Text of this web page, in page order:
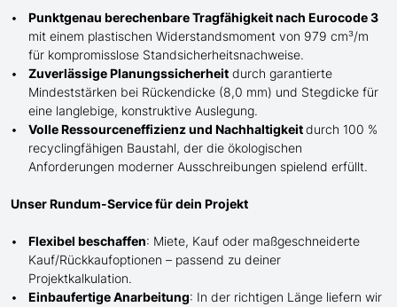
Punktgenau berechenbare Tragfähigkeit nach Eurocode 3
mit einem plastischen Widerstandsmoment von 979 cm³/m
für kompromisslose Standsicherheitsnachweise.
Zuverlässige Planungssicherheit durch garantierte
Mindeststärken bei Rückendicke (8,0 mm) und Stegdicke für
eine langlebige, konstruktive Auslegung.
Volle Ressourceneffizienz und Nachhaltigkeitdurch 100 %
recyclingfähigen Baustahl, der die ökologischen
Anforderungen moderner Ausschreibungen spielend erfüllt.
Unser Rundum-Service für dein Projekt
Flexibel beschaffen: Miete, Kauf oder maßgeschneiderte
Kauf/Rückkaufoptionen – passend zu deiner
Projektkalkulation.
Einbaufertige Anarbeitung: In der richtigen Länge liefern wir